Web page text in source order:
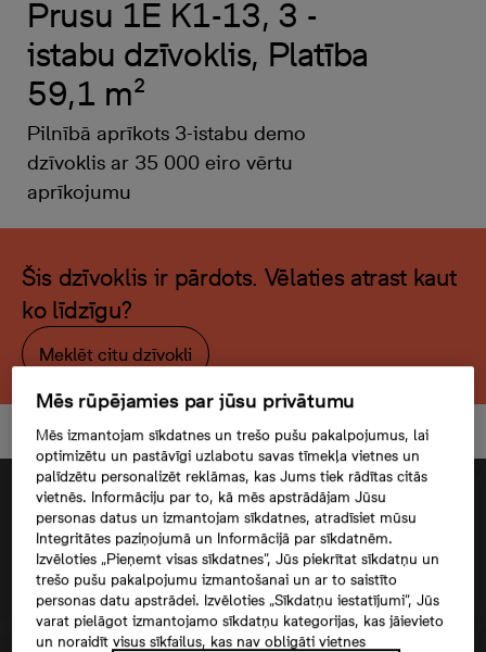
Prusu 1E K1-13, 3 -
istabu dzīvoklis, Platība
59,1 m²
Pilnībā aprīkots 3-istabu demo
dzīvoklis ar 35 000 eiro vērtu
aprīkojumu
Šis dzīvoklis ir pārdots. Vēlaties atrast kaut
ko līdzīgu?
Meklēt citu dzīvokli
Mēs rūpējamies par jūsu privātumu
Mēs izmantojam sīkdatnes un trešo pušu pakalpojumus, lai
optimizētu un pastāvīgi uzlabotu savas tīmekļa vietnes un
palīdzētu personalizēt reklāmas, kas Jums tiek rādītas citās
vietnēs. Informāciju par to, kā mēs apstrādājam Jūsu
personas datus un izmantojam sīkdatnes, atradīsiet mūsu
Integritātes paziņojumā un Informācijā par sīkdatnēm.
Izvēloties „Pieņemt visas sīkdatnes”, Jūs piekrītat sīkdatņu un
trešo pušu pakalpojumu izmantošanai un ar to saistīto
personas datu apstrādei. Izvēloties „Sīkdatņu iestatījumi”, Jūs
varat pielāgot izmantojamo sīkdatņu kategorijas, kas jāievieto
un noraidīt visus sīkfailus, kas nav obligāti vietnes